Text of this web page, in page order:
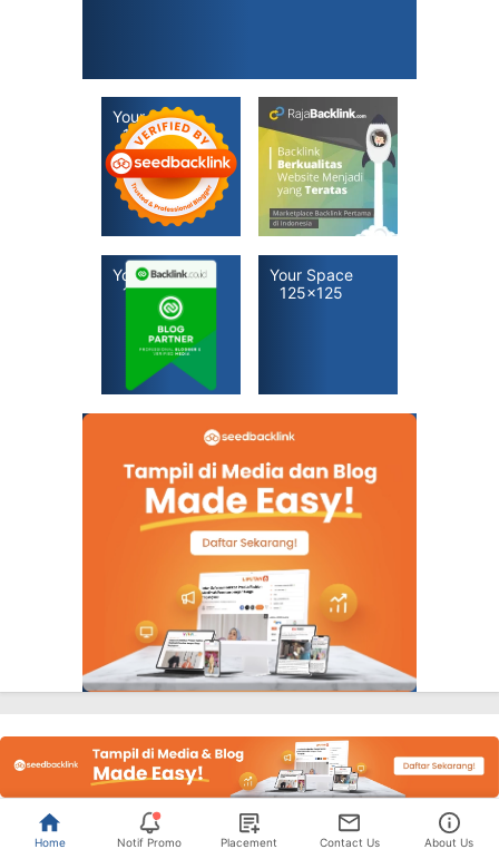
Home Notif Promo Placement Contact Us About Us